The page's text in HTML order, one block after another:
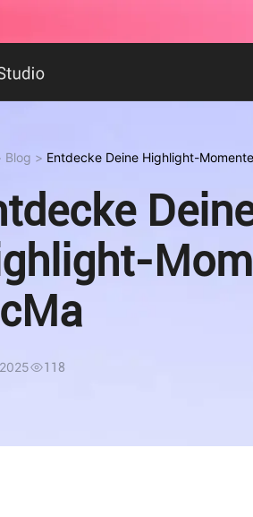
Blog > Entdecke Deine Highlight-
118